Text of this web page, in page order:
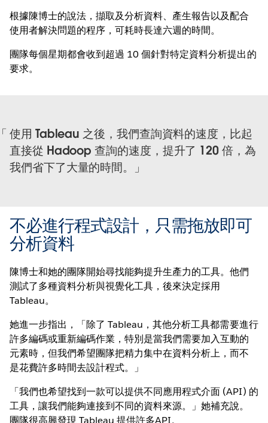
根據陳博士的說法，擷取及分析資料、產生報告以及配合
使用者解決問題的程序，可耗時長達六週的時間。
團隊每個星期都會收到超過 10 個針對特定資料分析提出的
要求。
使用 Tableau 之後，我們查詢資料的速度，比起
直接從 Hadoop 查詢的速度，提升了 120 倍，為
我們省下了大量的時間。
不必進行程式設計，只需拖放即可
分析資料
陳博士和她的團隊開始尋找能夠提升生產力的工具。他們
測試了多種資料分析與視覺化工具，後來決定採用
Tableau。
她進一步指出，「除了 Tableau，其他分析工具都需要進行
許多編碼或重新編碼作業，特別是當我們需要加入互動的
元素時，但我們希望團隊把精力集中在資料分析上，而不
是花費許多時間去設計程式。」
「我們也希望找到一款可以提供不同應用程式介面 (API) 的
工具，讓我們能夠連接到不同的資料來源。」她補充說。